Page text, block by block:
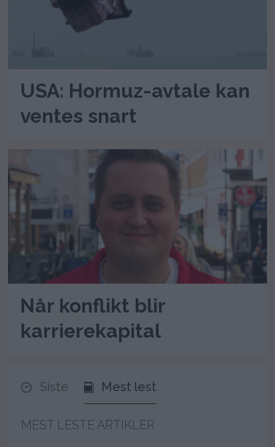
USA: Hormuz-avtale kan
ventes snart
Når konflikt blir
karrierekapital
Siste Mest lest
MEST LESTE ARTIKLER